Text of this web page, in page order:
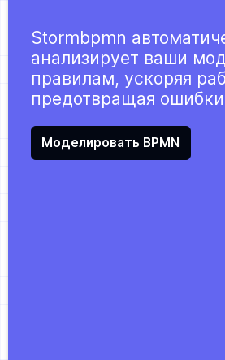
Stormbpmn
анализирует ваши
правилам, ускоряя
предотвращая
Моделировать BPMN